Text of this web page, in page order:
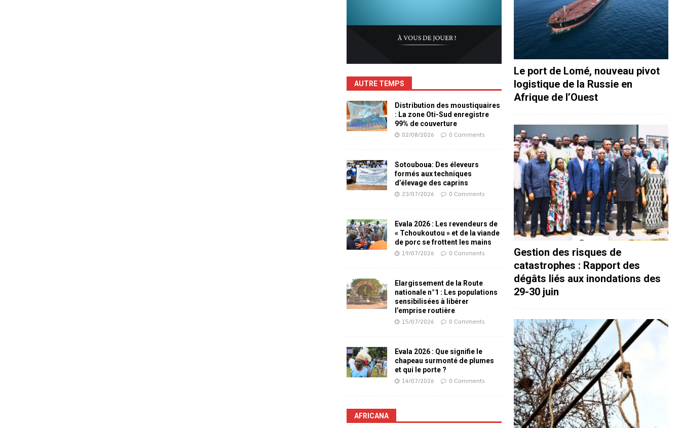
AUTRE TEMPS
Distribution des moustiquaires
: La zone Oti-Sud enregistre
99% de couverture
02/08/2026 0 Comments
Sotouboua: Des éleveurs
formés aux techniques
d’élevage des caprins
23/07/2026 0 Comments
Evala 2026 : Les revendeurs de
« Tchoukoutou » et de la viande
de porc se frottent les mains
19/07/2026 0 Comments
Elargissement de la Route
nationale n°1 : Les populations
sensibilisées à libérer
l’emprise routière
15/07/2026 0 Comments
Evala 2026 : Que signifie le
chapeau surmonté de plumes
et qui le porte ?
14/07/2026 0 Comments
AFRICANA
Le port de Lomé, nouveau pivot
logistique de la Russie en
Afrique de l’Ouest
Gestion des risques de
catastrophes : Rapport des
dégâts liés aux inondations des
29-30 juin